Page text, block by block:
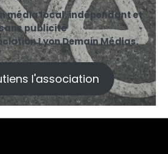
média local, indépendant et
publicité
Lyon Demain Médias.
l'association